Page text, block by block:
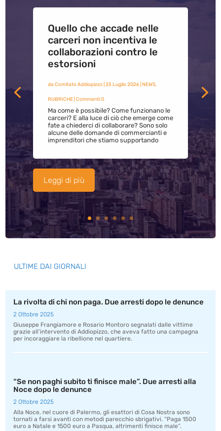
Quello che accade nelle
carceri non incentiva le
collaborazioni contro le
estorsioni
da Comitato Addiopizzo| 25 Luglio 2026| NEWS,
RUBRICHE| Commenti 0
Ma come è possibile? Come funzionano le
carceri? E alla luce di ciò che emerge come
fate a chiederci di collaborare? Sono solo
alcune delle domande di commercianti e
imprenditori che stiamo supportando
Leggi di più
ULTIME DAI GIORNALI
La rivolta di chi non paga. Due arresti dopo le denunce
2 Ottobre 2025
Giuseppe Frangiamore e Rosario Montoro segnalati dalle vittime
grazie all’intervento di Addiopizzo, che aveva fatto una campagna
per incoraggiare la ribellione nel quartiere.
“Se non paghi subito ti finisce male”. Due arresti alla
Noce dopo le denunce
2 Ottobre 2025
Alla Noce, nel cuore di Palermo, gli esattori di Cosa Nostra sono
tornati a farsi avanti con metodi parecchio sbrigativi. “Paga 1500
euro a Natale e 1500 euro a Pasqua, altrimenti finisce male”.